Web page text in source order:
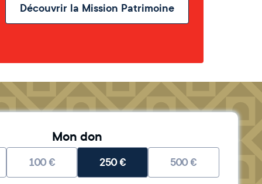
Découvrir la Mission Patrimoine
Mon don
100€ 250€ 500€